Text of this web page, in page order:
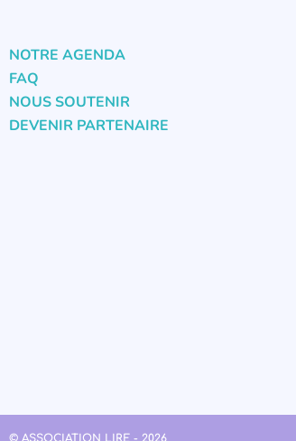
NOTRE AGENDA
FAQ
NOUS SOUTENIR
DEVENIR PARTENAIRE
© ASSOCIATION LIRE - 2026